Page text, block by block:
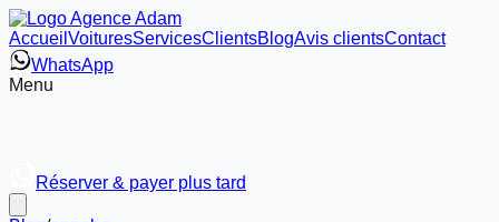
Accueil VoituresServicesClientsBlogAvis clientsContact
WhatsApp
Menu
Réserver & payer plus tard